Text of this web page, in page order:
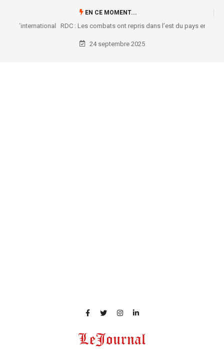
EN CE MOMENT...
RDC : Les combats ont repris dans l’est du pays entre l’armée
congolaise et l’AFC/M23
24 septembre 2025